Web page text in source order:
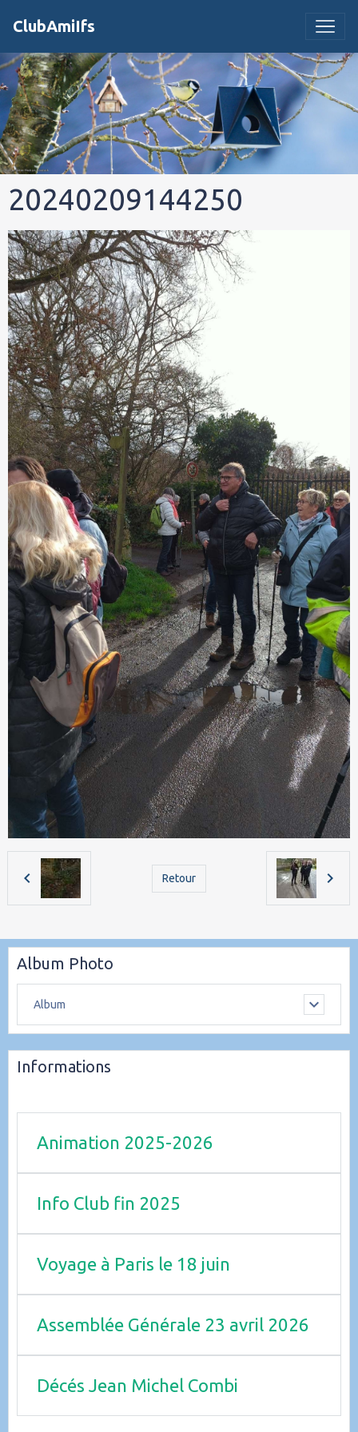
ClubAmiIfs
20240209144250
Retour
Album Photo
Album
Informations
Animation 2025-2026
Info Club fin 2025
Voyage à Paris le 18 juin
Assemblée Générale 23 avril 2026
Décés Jean Michel Combi